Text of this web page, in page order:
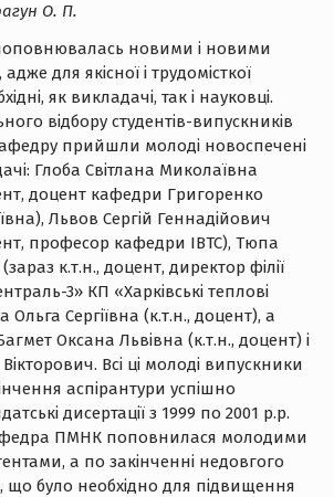
О. П.
новими і новими
для якісної і трудомісткої
як викладачі, так і науковці.
відбору студентів-випускників
прийшли молоді новоспечені
Глоба Світлана Миколаївна
доцент кафедри Григоренко
Львов Сергій Геннадійович
професор кафедри ІВТС), Тюпа
к.т.н., доцент, директор філії
3» КП «Харківські теплові
Ольга Сергіївна (к.т.н., доцент), а
Оксана Львівна (к.т.н., доцент) і
Всі ці молоді випускники
аспірантури успішно
дисертації з 1999 по 2001 р.р.
ПМНК поповнилася молодими
а по закінченні недовгого
що було необхідно для підвищення